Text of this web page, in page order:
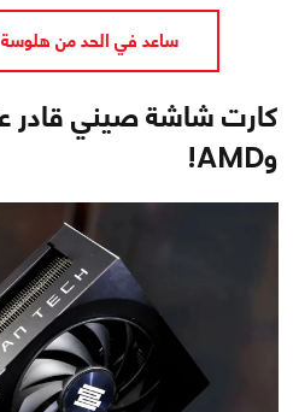
ساعد في الحد من هلوسة ChatGPT! 🤪
وAMD!